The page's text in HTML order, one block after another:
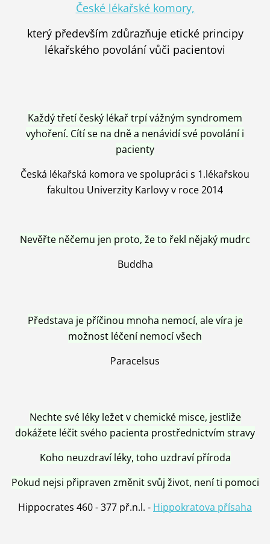
České lékařské komory,
který především zdůrazňuje etické principy
lékařského povolání vůči pacientovi
Každý třetí český lékař trpí vážným syndromem
vyhoření. Cítí se na dně a nenávidí své povolání i
pacienty
Česká lékařská komora ve spolupráci s 1.lékařskou
fakultou Univerzity Karlovy v roce 2014
Nevěřte něčemu jen proto, že to řekl nějaký mudrc
Buddha
Představa je příčinou mnoha nemocí, ale víra je
možnost léčení nemocí všech
Paracelsus
Nechte své léky ležet v chemické misce, jestliže
dokážete léčit svého pacienta prostřednictvím stravy
Koho neuzdraví léky, toho uzdraví příroda
Pokud nejsi připraven změnit svůj život, není ti pomoci
Hippocrates 460 - 377 př.n.l. - Hippokratova přísaha